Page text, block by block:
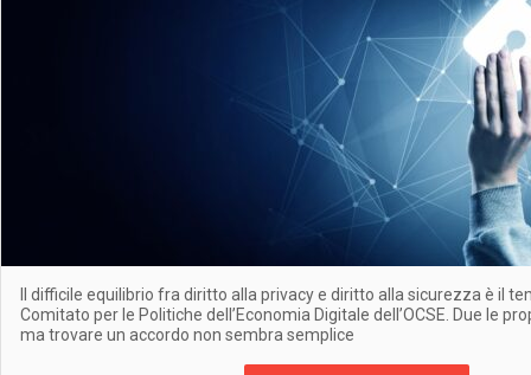
Il difficile equilibrio fra diritto alla privacy e diritto alla sicurezza è il
Comitato per le Politiche dell’Economia Digitale dell’OCSE. Due le
ma trovare un accordo non sembra semplice